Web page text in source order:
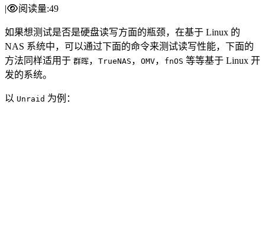
|
阅读量:49
如果想测试是否是硬盘读写方面的瓶颈，在基于 Linux 的
NAS 系统中，可以通过下面的命令来测试读写性能，下面的
方法同样适用于 群晖， TrueNAS ， OMV， fnOS 等等基于 Linux 开
发的系统。
以 Unraid 为例：